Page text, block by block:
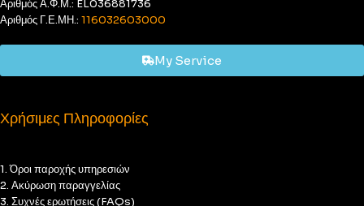
Αριθμός Α.Φ.Μ.: EL036881736
Αριθμός Γ.Ε.ΜΗ.: 116032603000
My Service
Χρήσιμες Πληροφορίες
1. Όροι παροχής υπηρεσιών
2. Ακύρωση παραγγελίας
3. Συχνές ερωτήσεις (FAQs)